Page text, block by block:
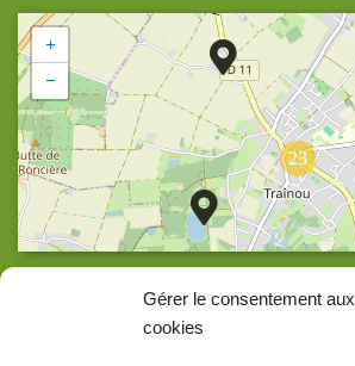
Gérer le consentement aux
cookies
23
+
−